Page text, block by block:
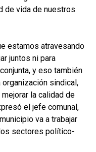
de vida de nuestros
estamos atravesando
juntos ni para
y eso también
sindical,
la calidad de
el jefe comunal,
va a trabajar
sectores político-